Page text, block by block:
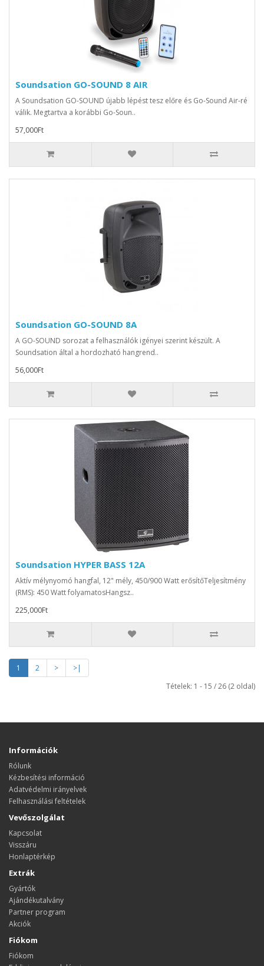
Soundsation GO-SOUND 8 AIR
A Soundsation GO-SOUND újabb lépést tesz előre és Go-Sound Air-ré
válik. Megtartva a korábbi Go-Soun..
57,000Ft
Soundsation GO-SOUND 8A
A GO-SOUND sorozat a felhasználók igényei szerint készült. A
Soundsation által a hordozható hangrend..
56,000Ft
Soundsation HYPER BASS 12A
Aktív mélynyomó hangfal, 12" mély, 450/900 Watt erősítőTeljesítmény
(RMS): 450 Watt folyamatosHangsz..
225,000Ft
1 2 >
>|
Tételek: 1 - 15 / 26 (2 oldal)
Információk
Rólunk
Kézbesítési információ
Adatvédelmi irányelvek
Felhasználási feltételek
Vevőszolgálat
Kapcsolat
Visszáru
Honlaptérkép
Extrák
Gyártók
Ajándékutalvány
Partner program
Akciók
Fiókom
Fiókom